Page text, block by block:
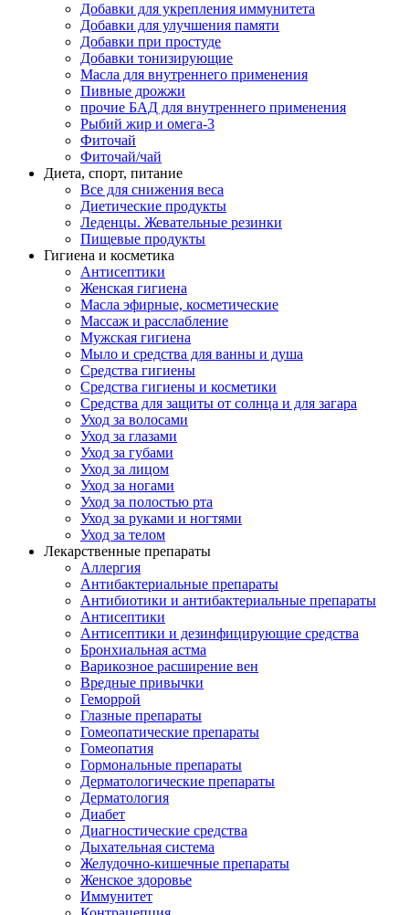
Добавки для укрепления иммунитета
Добавки для улучшения памяти
Добавки при простуде
Добавки тонизирующие
Масла для внутреннего применения
Пивные дрожжи
прочие БАД для внутреннего применения
Рыбий жир и омега-3
Фиточай
Фиточай/чай
Диета, спорт, питание
Все для снижения веса
Диетические продукты
Леденцы. Жевательные резинки
Пищевые продукты
Гигиена и косметика
Антисептики
Женская гигиена
Масла эфирные, косметические
Массаж и расслабление
Мужская гигиена
Мыло и средства для ванны и душа
Средства гигиены
Средства гигиены и косметики
Средства для защиты от солнца и для загара
Уход за волосами
Уход за глазами
Уход за губами
Уход за лицом
Уход за ногами
Уход за полостью рта
Уход за руками и ногтями
Уход за телом
Лекарственные препараты
Аллергия
Антибактериальные препараты
Антибиотики и антибактериальные препараты
Антисептики
Антисептики и дезинфицирующие средства
Бронхиальная астма
Варикозное расширение вен
Вредные привычки
Геморрой
Глазные препараты
Гомеопатические препараты
Гомеопатия
Гормональные препараты
Дерматологические препараты
Дерматология
Диабет
Диагностические средства
Дыхательная система
Желудочно-кишечные препараты
Женское здоровье
Иммунитет